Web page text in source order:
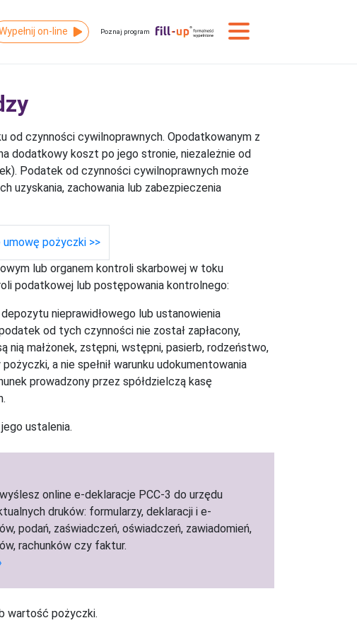
on-line Poznaj program
od czynności cywilnoprawnych. Opodatkowanym z
dodatkowy koszt po jego stronie, niezależnie od
Podatek od czynności cywilnoprawnych może
uzyskania, zachowania lub zabezpieczenia
umowę pożyczki >>
lub organem kontroli skarbowej w toku
podatkowej lub postępowania kontrolnego:
nieprawidłowego lub ustanowienia
od tych czynności nie został zapłacony,
nią małżonek, zstępni, wstępni, pasierb, rodzeństwo,
a nie spełnił warunku udokumentowania
prowadzony przez spółdzielczą kasę
ustalenia.
online e-deklaracje PCC-3 do urzędu
druków: formularzy, deklaracji i e-
podań, zaświadczeń, oświadczeń, zawiadomień,
rachunków czy faktur.
wartość pożyczki.